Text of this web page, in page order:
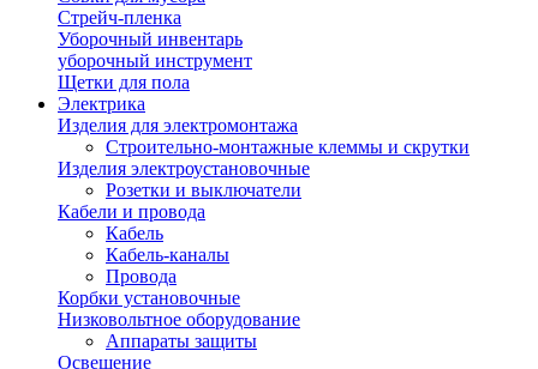
Стрейч-пленка
Уборочный инвентарь
уборочный инструмент
Щетки для пола
Электрика
Изделия для электромонтажа
Строительно-монтажные клеммы и скрутки
Изделия электроустановочные
Розетки и выключатели
Кабели и провода
Кабель
Кабель-каналы
Провода
Корбки установочные
Низковольтное оборудование
Аппараты защиты
Освещение